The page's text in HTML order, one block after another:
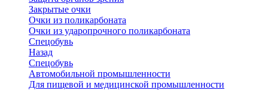
Закрытые очки
Очки из поликарбоната
Очки из ударопрочного поликарбоната
Спецобувь
Назад
Спецобувь
Автомобильной промышленности
Для пищевой и медицинской промышленности